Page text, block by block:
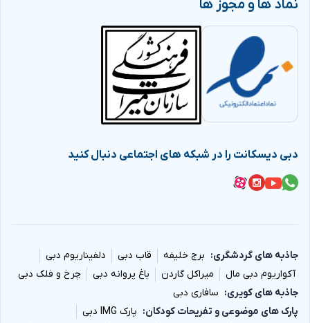
نماد ها و مجوز ها
دبی دیسکانت را در شبکه های اجتماعی دنبال کنید
جاذبه های گردشگری برج خلیفه قاب دبی
دلفیناریوم دبی
آکواریوم دبی مال
میراکل گاردن باغ پروانه دبی
چرخ و فلک دبی
جاذبه های کویری
سافاری دبی
پارک های موضوعی و تفریحات کودکان
پارک IMG دبی